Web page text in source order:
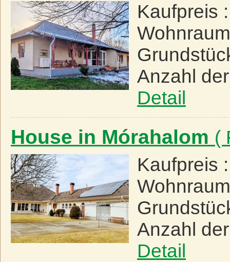
Kaufpreis
Anzahl
Detail
House in Mórahalom (
Kaufpreis
Anzahl
Detail